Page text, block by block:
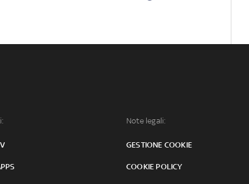
Note legali:
GESTIONE COOKIE
COOKIE POLICY